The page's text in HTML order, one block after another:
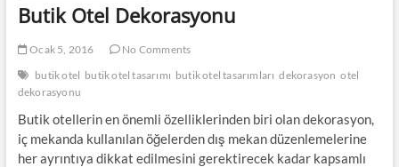
Butik Otel Dekorasyonu
Ocak 5, 2016
No Comments
butik otel butik otel tasarımı butik otel tasarımları dekorasyon otel
dekorasyonu
Butik otellerin en önemli özelliklerinden biri olan dekorasyon,
iç mekanda kullanılan öğelerden dış mekan düzenlemelerine
her ayrıntıya dikkat edilmesini gerektirecek kadar kapsamlı